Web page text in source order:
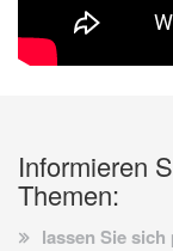
Informieren
Themen:
lassen Sie